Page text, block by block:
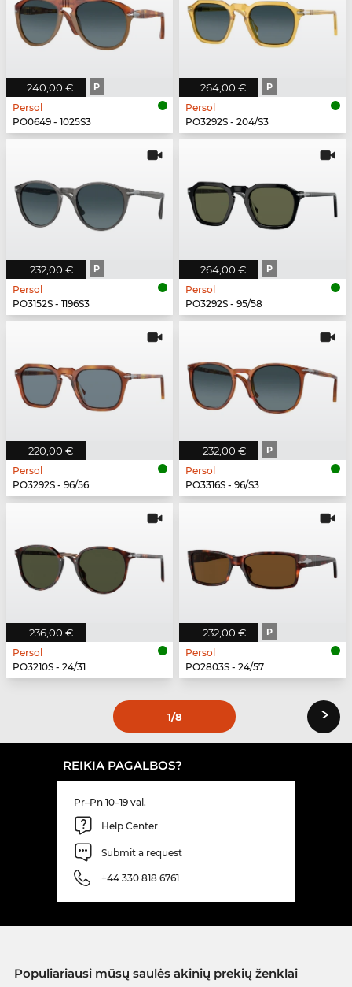
240,00 € P
Persol
PO0649 - 1025S3
264,00 € P
Persol
PO3292S - 204/S3
232,00 € P
Persol
PO3152S - 1196S3
264,00 € P
Persol
PO3292S - 95/58
220,00 €
Persol
PO3292S - 96/56
232,00 € P
Persol
PO3316S - 96/S3
236,00 €
Persol
PO3210S - 24/31
232,00 € P
Persol
PO2803S - 24/57
1/8 ›
REIKIA PAGALBOS?
Pr–Pn 10–19 val.
Help Center
Submit a request
+44 330 818 6761
Populiariausi mūsų saulės akinių prekių ženklai